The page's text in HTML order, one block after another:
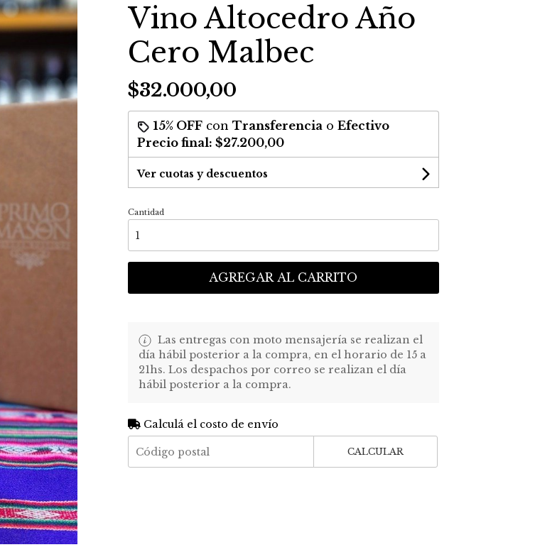
Vino Altocedro Año
Cero Malbec
$32.000,00
15% OFFcon Transferenciao Efectivo
Precio final: $27.200,00
Ver cuotas y descuentos
Cantidad
AGREGAR AL CARRITO
Las entregas con moto mensajería se realizan el
día hábil posterior a la compra, en el horario de 15 a
21hs. Los despachos por correo se realizan el día
hábil posterior a la compra.
Calculá el costo de envío
CALCULAR